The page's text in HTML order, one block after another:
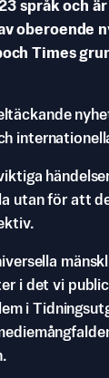
språk och
oberoende
Times
utan för att
i det vi
i